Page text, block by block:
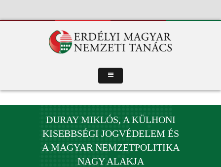
DURAY MIKLÓS, A KÜLHONI
KISEBBSÉGI JOGVÉDELEM ÉS
A MAGYAR NEMZETPOLITIKA
NAGY ALAKJA